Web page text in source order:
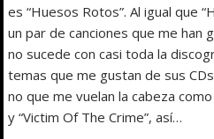
es “Huesos Rotos”. Al igual que
un par de canciones que me han
no sucede con casi toda la
temas que me gustan de sus
no que me vuelan la cabeza
y “Victim Of The Crime”, así…